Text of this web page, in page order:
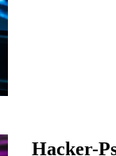
Hacker-